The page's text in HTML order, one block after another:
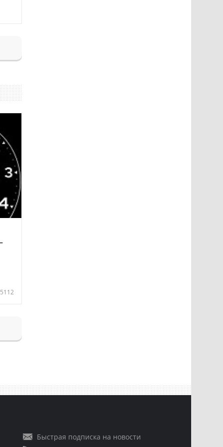
5112
Быстрая подписка на новости